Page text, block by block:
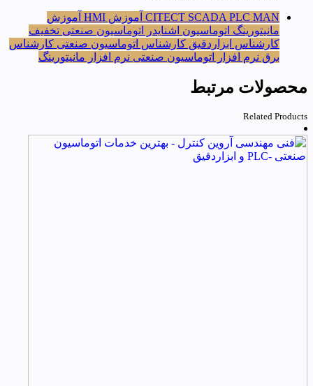
CITECT SCADAPLC MAN آموزش HMI
آموزش
مانیتورینگ اتوماسیون اشنایدر اتوماسیون صنعتی تخفیف
کارشناس ابزاردقیق کارشناس اتوماسیون صنعتی کارشناس
برق نرم افزار اتوماسیون صنعتی نرم افزار مانیتورینگ
محصولات مرتبط
Related Products